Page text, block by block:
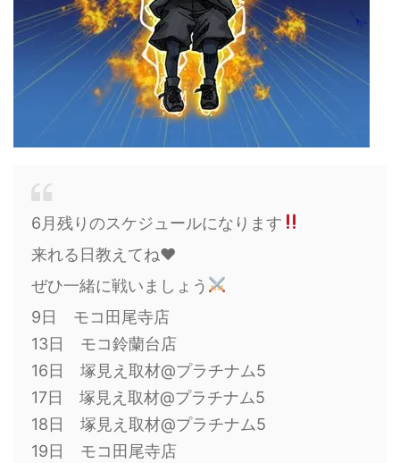
6月残りのスケジュールになります
来れる日教えてね❤︎
ぜひ一緒に戦いましょう
9日 モコ田尾寺店
13日 モコ鈴蘭台店
16日 塚見え取材@プラチナム5
17日 塚見え取材@プラチナム5
18日 塚見え取材@プラチナム5
19日 モコ田尾寺店